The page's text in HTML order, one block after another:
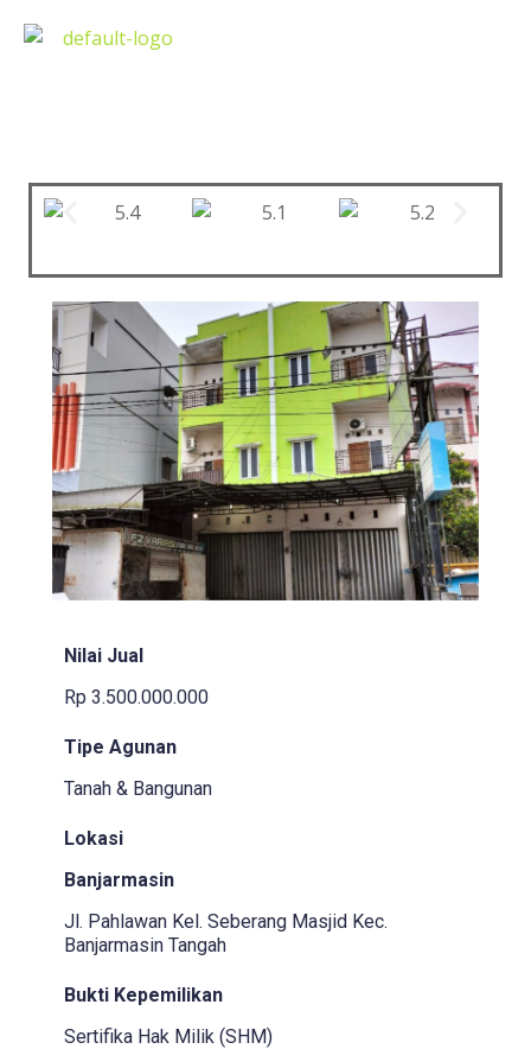
Nilai Jual
Rp 3.500.000.000
Tipe Agunan
Tanah & Bangunan
Lokasi
Banjarmasin
Jl. Pahlawan Kel. Seberang Masjid Kec.
Banjarmasin Tangah
Bukti Kepemilikan
Sertifika Hak Milik (SHM)